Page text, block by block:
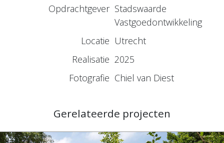
Opdrachtgever Stadswaarde
Vastgoedontwikkeling
Locatie Utrecht
Realisatie 2025
Fotografie Chiel van Diest
Gerelateerde projecten